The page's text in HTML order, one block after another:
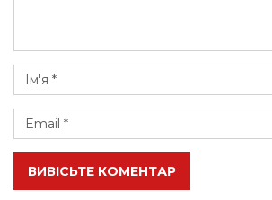
ВИВІСЬТЕ КОМЕНТАР